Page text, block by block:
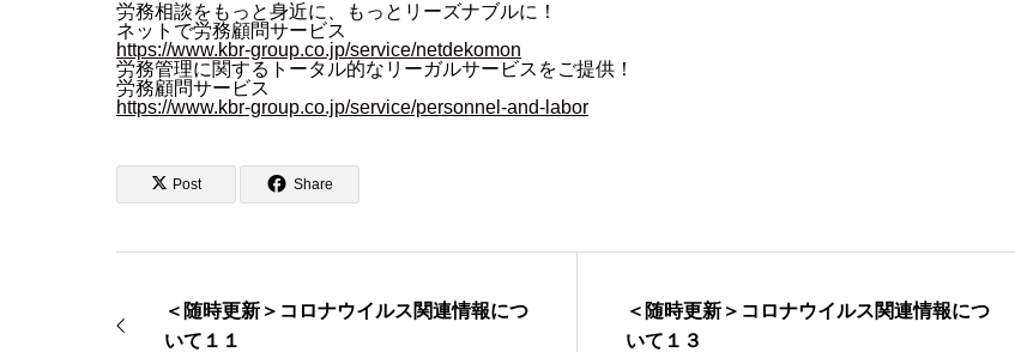
労務相談をもっと身近に、もっとリーズナブルに！
ネットで労務顧問サービス
https://www.kbr-group.co.jp/service/netdekomon
労務管理に関するトータル的なリーガルサービスをご提供！
労務顧問サービス
https://www.kbr-group.co.jp/service/personnel-and-labor
Post Share
＜随時更新＞コロナウイルス関連情報につ
いて１１
＜随時更新＞コロナウイルス関連情報につ
いて１３